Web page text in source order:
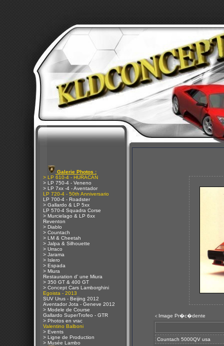
Galerie Photos :
> LP 610-4 - HURACAN
> LP 750-4 - Veneno
> LP 7xx -4 - Aventador
LP 720-4 - 50th Anniversario
LP 700-4 - Roadster
> Gallardo & LP 5xx
LP 570-4 Squadra Corse
> Murcielago & LP 6xx
Reventon
> Diablo
> Countach
> LM & Cheetah
> Jalpa & Silhouette
> Urraco
> Jarama
> Islero
> Espada
> Miura
Restauration d' une Miura
> 350 GT & 400 GT
> Concept Cars Lamborghini
Egoista - 2013
SUV Urus - Beijing 2012
Aventador Jota - Geneve 2012
> Modele de Course
Gallardo SuperTrofeo - GTR
> Photos en vrac
Valentino Balboni
> Events
> Ligne de Production
> Musée Lambo
< Image Pr�c�dente
Countach 5000QV usa